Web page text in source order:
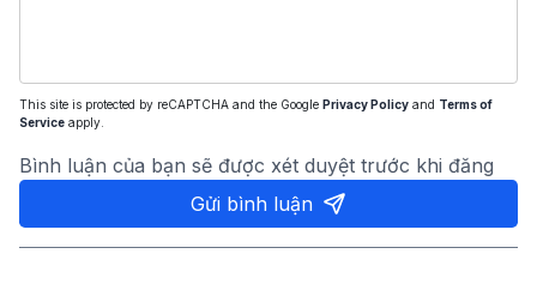
This site is protected by reCAPTCHA and the Google Privacy Policy and Terms of
Service apply.
Bình luận của bạn sẽ được xét duyệt trước khi đăng
Gửi bình luận